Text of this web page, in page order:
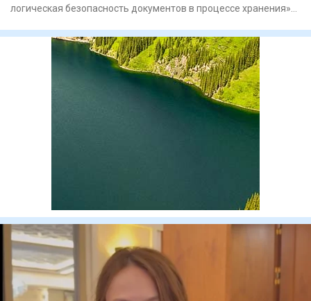
логическая безопасность докумен­тов в процессе хранения»